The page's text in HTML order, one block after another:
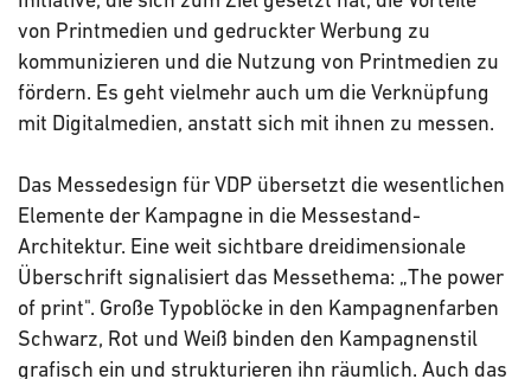
von Printmedien und gedruckter Werbung zu
kommunizieren und die Nutzung von Printmedien zu
fördern. Es geht vielmehr auch um die Verknüpfung
mit Digitalmedien, anstatt sich mit ihnen zu messen.
Das Messedesign für VDP übersetzt die wesentlichen
Elemente der Kampagne in die Messestand-
Architektur. Eine weit sichtbare dreidimensionale
Überschrift signalisiert das Messethema: „The power
of print". Große Typoblöcke in den Kampagnenfarben
Schwarz, Rot und Weiß binden den Kampagnenstil
grafisch ein und strukturieren ihn räumlich. Auch das